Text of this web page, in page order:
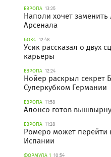
ЕВРОПА 13:25
Наполи хочет заменить
Арсенала
БОКС 12:48
Усик рассказал о двух
карьеры
ЕВРОПА 12:24
Нойер раскрыл секрет
Суперкубком Германии
ЕВРОПА 11:58
Алонсо готов
ЕВРОПА 11:28
Ромеро может перейти
Испании
ФОРМУЛА 1 10:54